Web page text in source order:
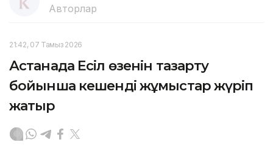
Авторлар
21:42, 07 Тамыз 2026
Астанада Есіл өзенін тазарту
бойынша кешенді жұмыстар жүріп
жатыр